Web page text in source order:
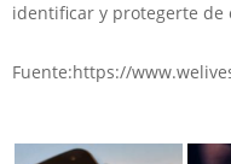
identificar y protegerte de
Fuente:https://